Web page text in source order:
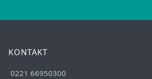
KONTAKT
0221 66950300